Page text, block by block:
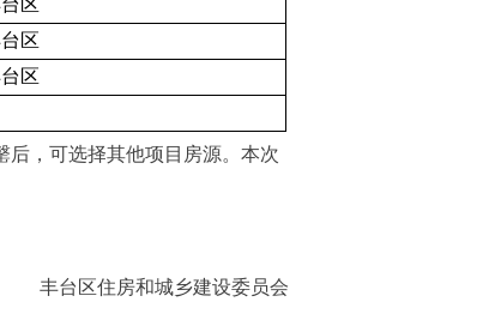
区
区
区
后，可选择其他项目房源。本次
丰台区住房和城乡建设委员会